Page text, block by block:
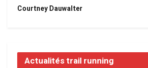
Courtney Dauwalter
Actualités trail running